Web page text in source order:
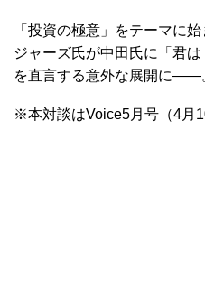
「投資の極意」をテーマに
ジャーズ氏が中田氏に「君
を直言する意外な展開に――
※本対談はVoice5月号（4月